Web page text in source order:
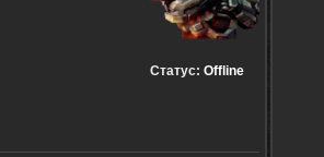
Статус: Offline